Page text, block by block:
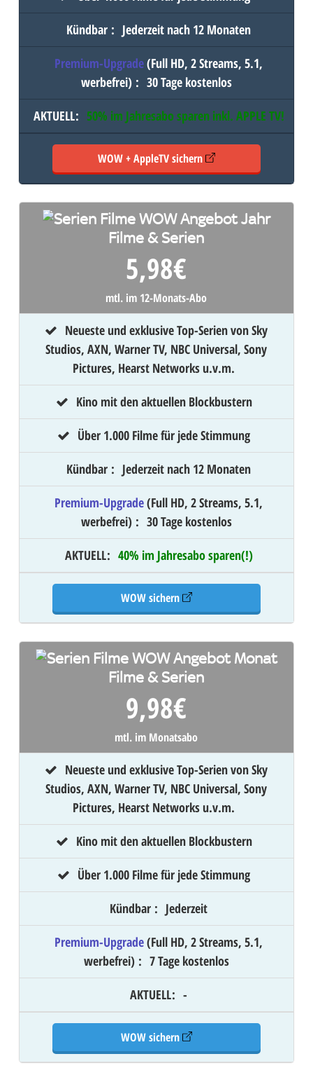
Kündbar : Jederzeit nach 12 Monaten
Premium-Upgrade(Full HD, 2 Streams, 5.1,
werbefrei) : 30 Tage kostenlos
AKTUELL: 50% im Jahresabo sparen inkl. APPLE TV!
WOW + AppleTV sichern
Filme & Serien
5,98€
mtl. im 12-Monats-Abo
Neueste und exklusive Top-Serien von Sky
Studios, AXN, Warner TV, NBC Universal, Sony
Pictures, Hearst Networks u.v.m.
Kino mit den aktuellen Blockbustern
Über 1.000 Filme für jede Stimmung
Kündbar : Jederzeit nach 12 Monaten
Premium-Upgrade(Full HD, 2 Streams, 5.1,
werbefrei) : 30 Tage kostenlos
AKTUELL: 40% im Jahresabo sparen(!)
WOW sichern
Filme & Serien
9,98€
mtl. im Monatsabo
Neueste und exklusive Top-Serien von Sky
Studios, AXN, Warner TV, NBC Universal, Sony
Pictures, Hearst Networks u.v.m.
Kino mit den aktuellen Blockbustern
Über 1.000 Filme für jede Stimmung
Kündbar : Jederzeit
Premium-Upgrade(Full HD, 2 Streams, 5.1,
werbefrei) : 7 Tage kostenlos
AKTUELL: -
WOW sichern